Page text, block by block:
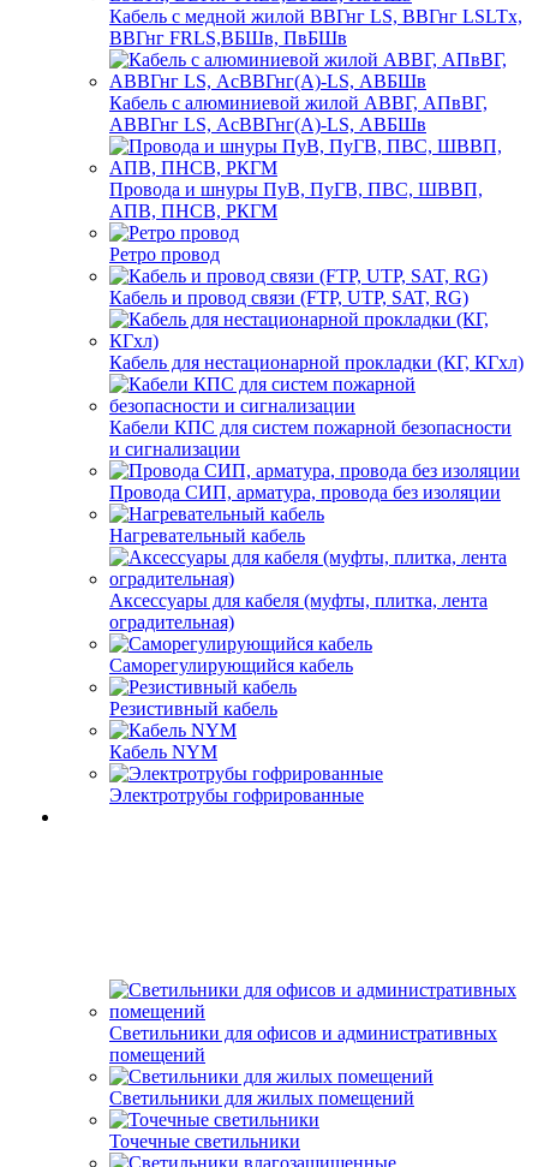
Кабель с медной жилой ВВГнг LS, ВВГнг LSLTx,
ВВГнг FRLS,ВБШв, ПвБШв
Кабель с алюминиевой жилой АВВГ, АПвВГ,
АВВГнг LS, АсВВГнг(А)-LS, АВБШв
Провода и шнуры ПуВ, ПуГВ, ПВС, ШВВП,
АПВ, ПНСВ, РКГМ
Ретро провод
Кабель и провод связи (FTP, UTP, SAT, RG)
Кабель для нестационарной прокладки (КГ, КГхл)
Кабели КПС для систем пожарной безопасности
и сигнализации
Провода СИП, арматура, провода без изоляции
Нагревательный кабель
Аксессуары для кабеля (муфты, плитка, лента
оградительная)
Саморегулирующийся кабель
Резистивный кабель
Кабель NYM
Электротрубы гофрированные
Светильники для офисов и административных
помещений
Светильники для жилых помещений
Точечные светильники